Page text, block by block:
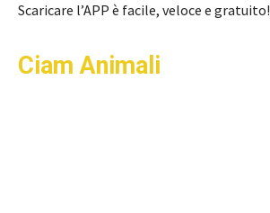
Scaricare l’APP è facile, veloce e gratuito!
Ciam Animali